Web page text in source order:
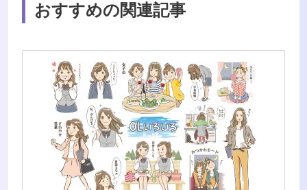
おすすめの関連記事